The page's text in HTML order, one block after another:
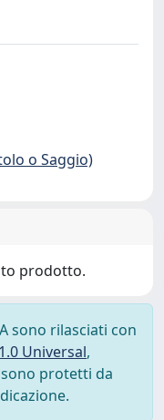
o Saggio)
prodotto.
sono rilasciati con
Universal,
protetti da